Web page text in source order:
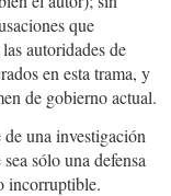
que
autoridades de
en esta trama, y
de gobierno actual.
una investigación
sólo una defensa
incorruptible.